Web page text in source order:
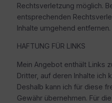
Rechtsverletzung möglich.
entsprechenden
Inhalte umgehend entfernen.
HAFTUNG FÜR LINKS
Mein Angebot enthält Links
Dritter, auf deren Inhalte ich
Deshalb kann ich für diese
Gewähr übernehmen. Für